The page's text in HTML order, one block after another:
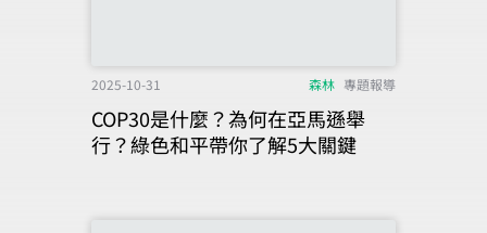
2025-10-31 森林 專題報導
COP30是什麼？為何在亞馬遜舉
行？綠色和平帶你了解5大關鍵